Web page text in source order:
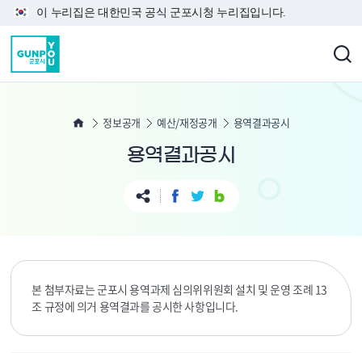
본문 바로가기
이 누리집은 대한민국 공식 군포시청 누리집입니다.
정보공개 예산/재정공개 용역결과공시
용역결과공시
본 첨부자료는 군포시 용역과제 심의위위원회 설치 및 운영 조례 13
조 규정에 의거 용역결과를 공시한 사항입니다.